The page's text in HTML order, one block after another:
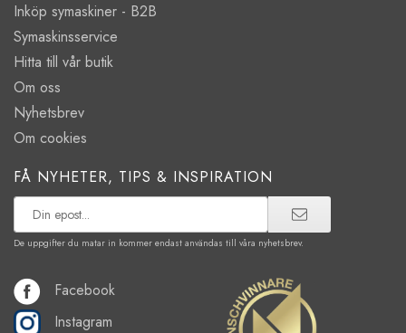
Inköp symaskiner - B2B
Symaskinsservice
Hitta till vår butik
Om oss
Nyhetsbrev
Om cookies
FÅ NYHETER, TIPS & INSPIRATION
De uppgifter du matar in kommer endast användas till våra nyhetsbrev.
Facebook
Instagram